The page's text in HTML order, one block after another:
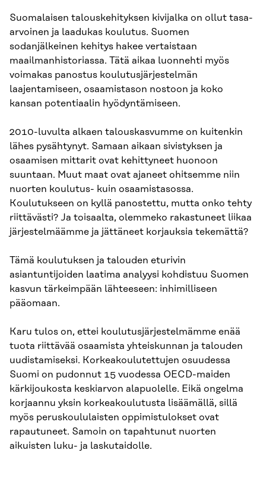
Suomalaisen talouskehityksen kivijalka on ollut tasa-
arvoinen ja laadukas koulutus. Suomen
sodanjälkeinen kehitys hakee vertaistaan
maailmanhistoriassa. Tätä aikaa luonnehti myös
voimakas panostus koulutusjärjestelmän
laajentamiseen, osaamistason nostoon ja koko
kansan potentiaalin hyödyntämiseen.
2010-luvulta alkaen talouskasvumme on kuitenkin
lähes pysähtynyt. Samaan aikaan sivistyksen ja
osaamisen mittarit ovat kehittyneet huonoon
suuntaan. Muut maat ovat ajaneet ohitsemme niin
nuorten koulutus- kuin osaamistasossa.
Koulutukseen on kyllä panostettu, mutta onko tehty
riittävästi? Ja toisaalta, olemmeko rakastuneet liikaa
järjestelmäämme ja jättäneet korjauksia tekemättä?
Tämä koulutuksen ja talouden eturivin
asiantuntijoiden laatima analyysi kohdistuu Suomen
kasvun tärkeimpään lähteeseen: inhimilliseen
pääomaan.
Karu tulos on, ettei koulutusjärjestelmämme enää
tuota riittävää osaamista yhteiskunnan ja talouden
uudistamiseksi. Korkeakoulutettujen osuudessa
Suomi on pudonnut 15 vuodessa OECD-maiden
kärkijoukosta keskiarvon alapuolelle. Eikä ongelma
korjaannu yksin korkeakoulutusta lisäämällä, sillä
myös peruskoululaisten oppimistulokset ovat
rapautuneet. Samoin on tapahtunut nuorten
aikuisten luku- ja laskutaidolle.